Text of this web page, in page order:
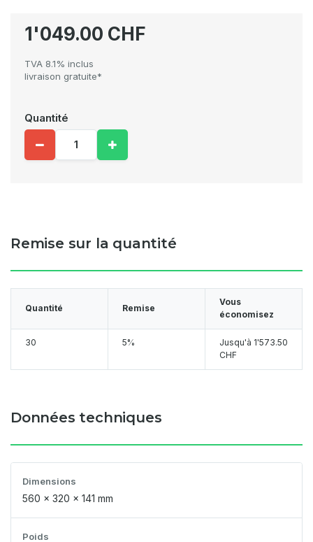
1'049.00 CHF
TVA 8.1% inclus
livraison gratuite*
Quantité
Remise sur la quantité
Quantité Remise
Vous
économisez
30 5% Jusqu'à 1'573.50
CHF
Données techniques
Dimensions
560 x 320 x 141 mm
Poids